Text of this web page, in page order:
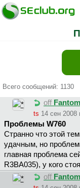
Всего сообщений: 1130
off
ts 14 сен 2008
Проблемы W760
Странно что этой
удачным, но
главная проблема
R3BA035), у кого
off